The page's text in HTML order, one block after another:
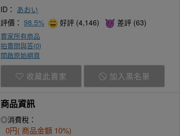
ID： あおい
評價：98.5% 好評 (4,146) 差評 (63)
賣家所有商品
拍賣問與答(0)
開啟原始網頁
收藏此賣家 加入黑名單
商品資訊
◎消費稅：
0円( 商品金額 10%)